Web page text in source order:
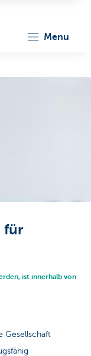
menu
für
ist innerhalb von
Gesellschaft